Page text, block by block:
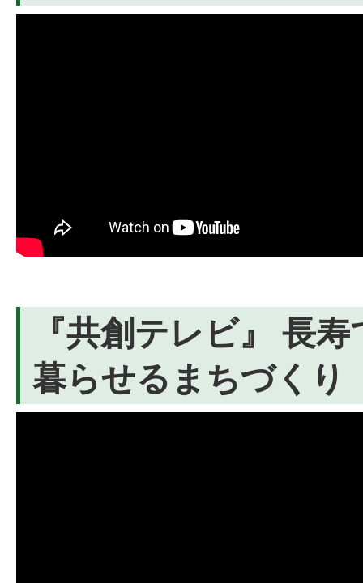
『共創テレビ』 長
暮らせるまちづくり